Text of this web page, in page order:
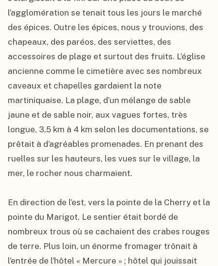
l’agglomération se tenait tous les jours le marché
des épices. Outre les épices, nous y trouvions, des
chapeaux, des paréos, des serviettes, des
accessoires de plage et surtout des fruits. L’église
ancienne comme le cimetière avec ses nombreux
caveaux et chapelles gardaient la note
martiniquaise. La plage, d’un mélange de sable
jaune et de sable noir, aux vagues fortes, très
longue, 3,5 km à 4 km selon les documentations, se
prêtait à d’agréables promenades. En prenant des
ruelles sur les hauteurs, les vues sur le village, la
mer, le rocher nous charmaient.
En direction de l’est, vers la pointe de la Cherry et la
pointe du Marigot. Le sentier était bordé de
nombreux trous où se cachaient des crabes rouges
de terre. Plus loin, un énorme fromager trônait à
l’entrée de l’hôtel « Mercure » ; hôtel qui jouissait